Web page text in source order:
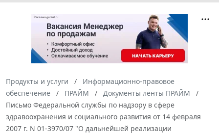
Продукты и услуги
Информационно-правовое
обеспечение
ПРАЙМ
Документы ленты ПРАЙМ
Письмо Федеральной службы по надзору в сфере
здравоохранения и социального развития от 14 февраля
2007 г. N 01-3970/07 "О дальнейшей реализации